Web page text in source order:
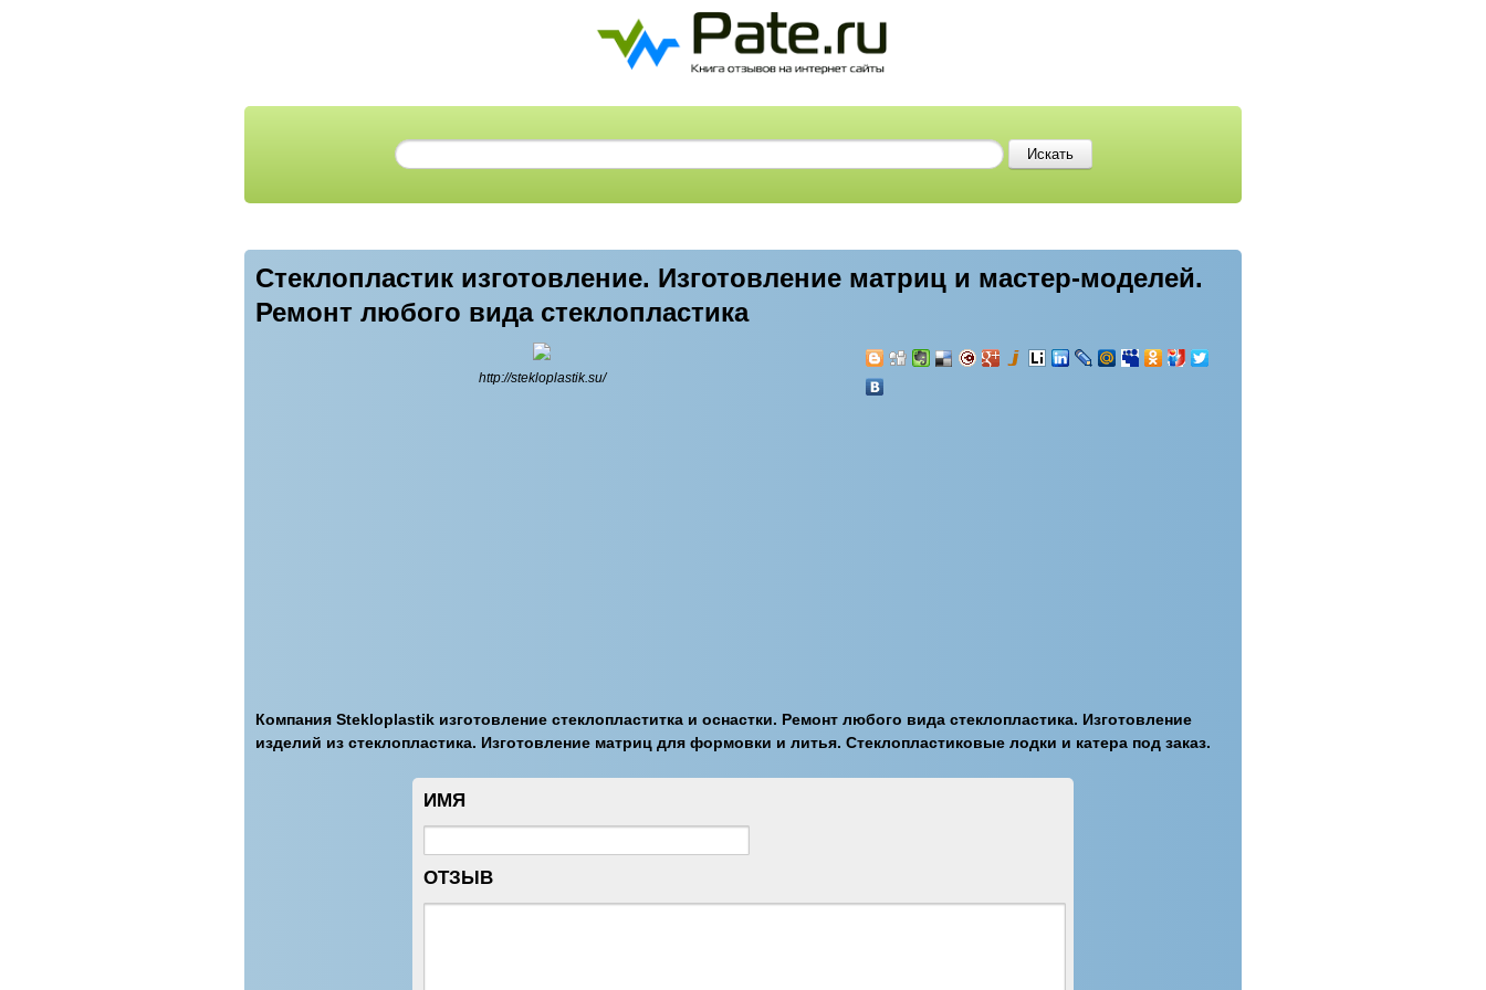
Стеклопластик изготовление. Изготовление матриц и мастер-моделей.
Ремонт любого вида стеклопластика
http://stekloplastik.su/
Компания Stekloplastik изготовление стеклопластитка и оснастки. Ремонт любого вида стеклопластика. Изготовление
изделий из стеклопластика. Изготовление матриц для формовки и литья. Стеклопластиковые лодки и катера под заказ.
ИМЯ
ОТЗЫВ